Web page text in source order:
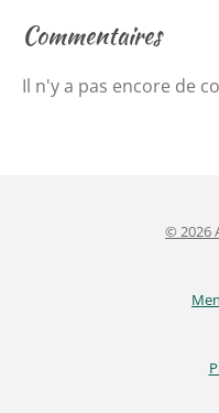
Commentaires
Il n'y a pas encore de
© 2026